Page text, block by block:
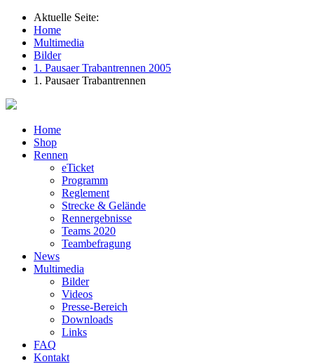
Aktuelle Seite:
Home
Multimedia
Bilder
1. Pausaer Trabantrennen 2005
1. Pausaer Trabantrennen
Home
Shop
Rennen
eTicket
Programm
Reglement
Strecke & Gelände
Rennergebnisse
Teams 2020
Teambefragung
News
Multimedia
Bilder
Videos
Presse-Bereich
Downloads
Links
FAQ
Kontakt